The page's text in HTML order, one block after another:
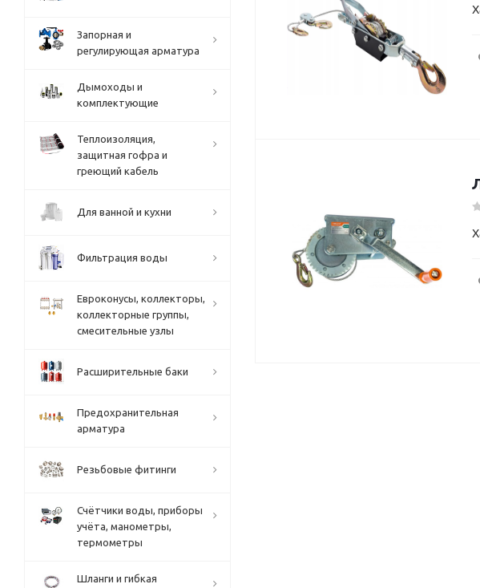
Запорная и
регулирующая арматура
Дымоходы и
комплектующие
Теплоизоляция,
защитная гофра и
греющий кабель
Для ванной и кухни
Фильтрация воды
Евроконусы, коллекторы,
коллекторные группы,
смесительные узлы
Расширительные баки
Предохранительная
арматура
Резьбовые фитинги
Счётчики воды, приборы
учёта, манометры,
термометры
Шланги и гибкая